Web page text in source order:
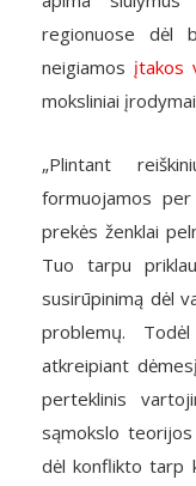
regionuose dėl
neigiamos įtakos
moksliniai
„Plintant
formuojamos
prekės ženklai
Tuo tarpu
susirūpinimą dėl
problemų.
atkreipiant
perteklinis
sąmokslo
dėl konflikto tarp